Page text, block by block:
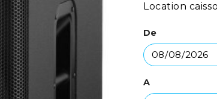
Location
De
A